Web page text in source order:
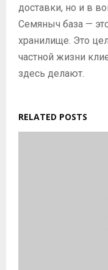
доставки, но и в
Семяныч база —
хранилище. Это
частной жизни
здесь делают.
RELATED POSTS